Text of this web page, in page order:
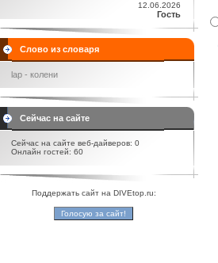
12.06.2026
Гость
Слово из словаря
lap - колени
Сейчас на сайте
Сейчас на сайте веб-дайверов: 0
Онлайн гостей: 60
Поддержать сайт на DIVEtop.ru: